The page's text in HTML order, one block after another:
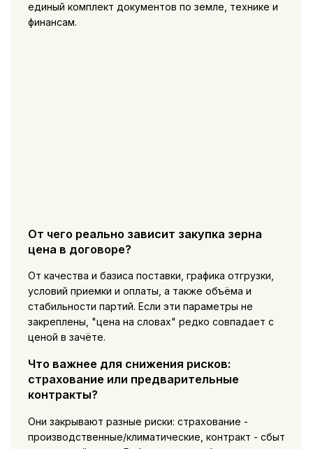
единый комплект документов по земле, технике и
финансам.
От чего реально зависит закупка зерна
цена в договоре?
От качества и базиса поставки, графика отгрузки,
условий приемки и оплаты, а также объёма и
стабильности партий. Если эти параметры не
закреплены, "цена на словах" редко совпадает с
ценой в зачёте.
Что важнее для снижения рисков:
страхование или предварительные
контракты?
Они закрывают разные риски: страхование -
производственные/климатические, контракт - сбыт